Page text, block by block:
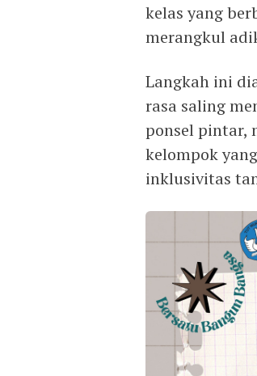
kelas yang
merangkul
Langkah ini
rasa saling
ponsel pintar,
kelompok
inklusivitas